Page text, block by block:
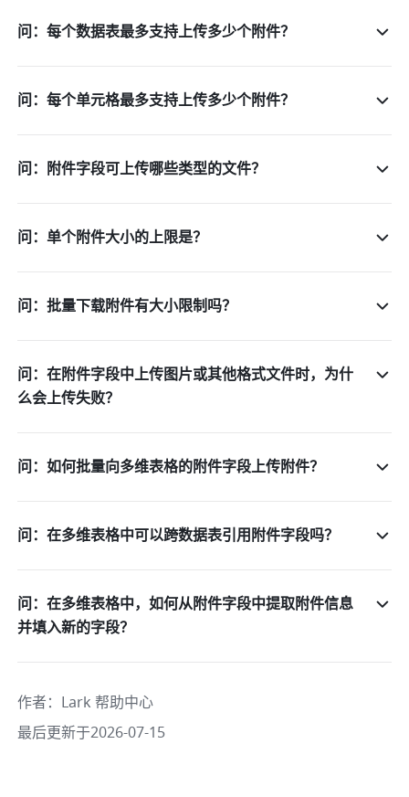
问：每个数据表最多支持上传多少个附件？
问：每个单元格最多支持上传多少个附件？
问：附件字段可上传哪些类型的文件？
问：单个附件大小的上限是？
问：批量下载附件有大小限制吗？
问：在附件字段中上传图片或其他格式文件时，为什
么会上传失败？
问：如何批量向多维表格的附件字段上传附件？
问：在多维表格中可以跨数据表引用附件字段吗？
问：在多维表格中，如何从附件字段中提取附件信息
并填入新的字段？
作者： Lark 帮助中心
最后更新于2026-07-15